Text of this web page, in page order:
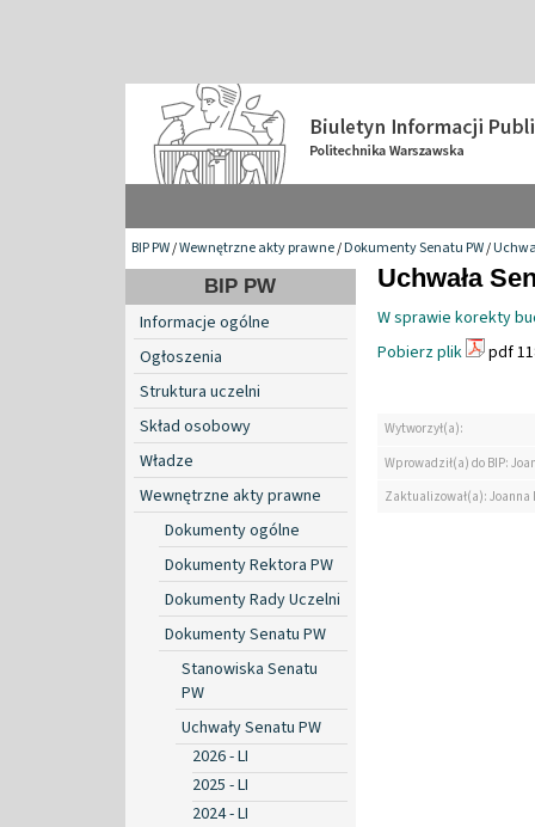
BIP PW/Wewnętrzne akty prawne/Dokumenty Senatu PW/
BIP PW
Informacje ogólne
Ogłoszenia
Struktura uczelni
Skład osobowy
Władze
Wewnętrzne akty prawne
Dokumenty ogólne
Dokumenty Rektora PW
Dokumenty Rady Uczelni
Dokumenty Senatu PW
Stanowiska Senatu
PW
Uchwały Senatu PW
2026 - LI
2025 - LI
2024 - LI
Uchwała
W sprawie korekty
Pobierz plik
pdf
Wytworzył(a):
Wprowadził(a) do BIP:
Zaktualizował(a):